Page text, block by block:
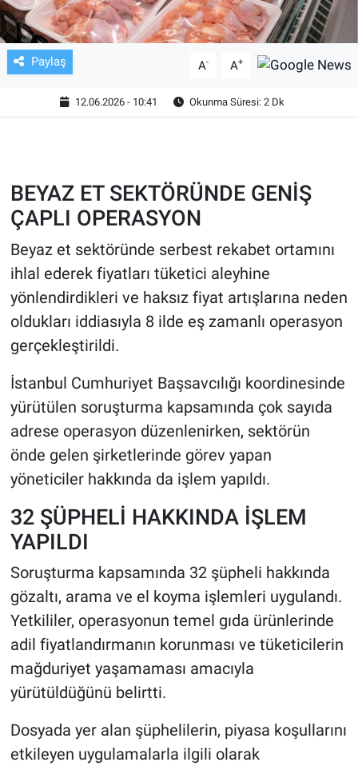
Paylaş A- A+
12.06.2026 - 10:41 Okunma Süresi: 2 Dk
BEYAZ ET SEKTÖRÜNDE GENİŞ
ÇAPLI OPERASYON
Beyaz et sektöründe serbest rekabet ortamını
ihlal ederek fiyatları tüketici aleyhine
yönlendirdikleri ve haksız fiyat artışlarına neden
oldukları iddiasıyla 8 ilde eş zamanlı operasyon
gerçekleştirildi.
İstanbul Cumhuriyet Başsavcılığı koordinesinde
yürütülen soruşturma kapsamında çok sayıda
adrese operasyon düzenlenirken, sektörün
önde gelen şirketlerinde görev yapan
yöneticiler hakkında da işlem yapıldı.
32 ŞÜPHELİ HAKKINDA İŞLEM
YAPILDI
Soruşturma kapsamında 32 şüpheli hakkında
gözaltı, arama ve el koyma işlemleri uygulandı.
Yetkililer, operasyonun temel gıda ürünlerinde
adil fiyatlandırmanın korunması ve tüketicilerin
mağduriyet yaşamaması amacıyla
yürütüldüğünü belirtti.
Dosyada yer alan şüphelilerin, piyasa koşullarını
etkileyen uygulamalarla ilgili olarak
KÜLTÜR SANAT
ASAYİŞ
EKONOMİ
ÇEVRE
POLİTİKA
SPOR
MAGAZİN
Bilim, Teknoloji